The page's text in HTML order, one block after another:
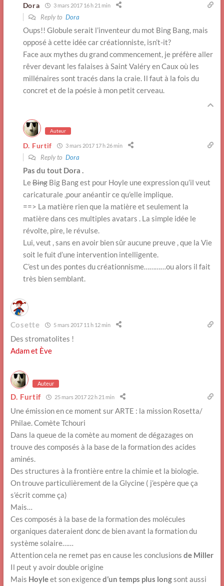
Dora 3 mars 2017 16 h 21 min
Reply to Dora
Oups!! Globule serait l’inventeur du mot Bing Bang, mais
opposé à cette idée car créationniste, isn’t-it?
Face aux mythes du grand commencement, je préfère aller
rêver devant les falaises à Saint Valéry en Caux où les
millénaires sont tracés dans la craie. Il faut à la fois du
concret et de la poésie à mon petit cerveau.
Auteur
D. Furtif 3 mars 2017 17 h 26 min
Reply to Dora
Pas du tout Dora .
LeBingBig Bang est pour Hoyle une expression qu’il veut
caricaturale ,pour anéantir ce qu’elle implique.
==> La matière rien que la matière et seulement la
matière dans ces multiples avatars . La simple idée le
révolte, pire, le révulse.
Lui, veut , sans en avoir bien sûr aucune preuve , que la Vie
soit le fuit d’une intervention intelligente.
C’est un des pontes du créationnisme…………ou alors il fait
très bien semblant.
Cosette 5 mars 2017 11 h 12 min
Des stromatolites !
Adam et Ève
Auteur
D. Furtif 25 mars 2017 22 h 21 min
Une émission en ce moment sur ARTE : la mission Rosetta/
Philae. Comète Tchouri
Dans la queue de la comète au moment de dégazages on
trouve des composés à la base de la formation des acides
aminés.
Des structures à la frontière entre la chimie et la biologie.
On trouve particulièrement de la Glycine ( j’espère que ça
s’écrit comme ça)
Mais…
Ces composés à la base de la formation des molécules
organiques dateraient donc de bien avant la formation du
système solaire……
Attention cela ne remet pas en cause les conclusions de Miller
Il peut y avoir double origine
Mais Hoyleet son exigenced’un temps plus longsont aussi